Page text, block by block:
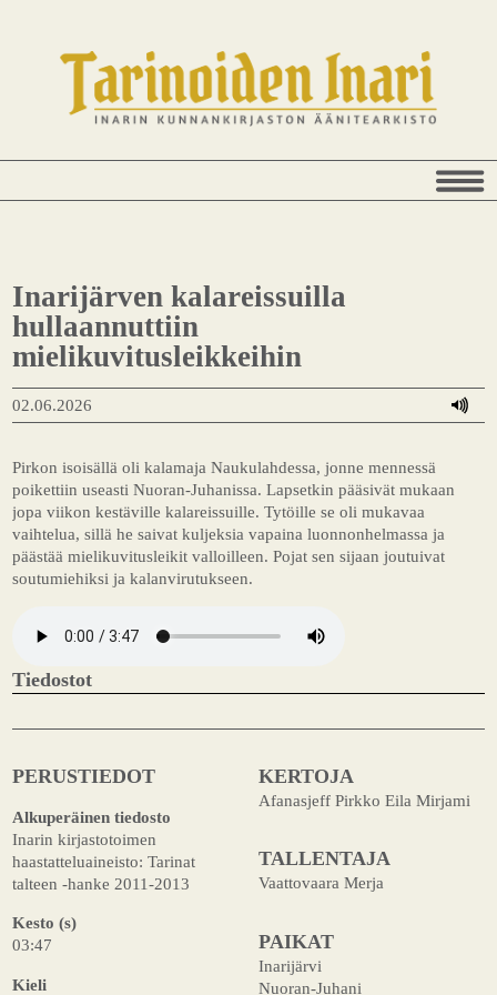
Inarijärven kalareissuilla
hullaannuttiin
mielikuvitusleikkeihin
02.06.2026
Pirkon isoisällä oli kalamaja Naukulahdessa, jonne mennessä
poikettiin useasti Nuoran-Juhanissa. Lapsetkin pääsivät mukaan
jopa viikon kestäville kalareissuille. Tytöille se oli mukavaa
vaihtelua, sillä he saivat kuljeksia vapaina luonnonhelmassa ja
päästää mielikuvitusleikit valloilleen. Pojat sen sijaan joutuivat
soutumiehiksi ja kalanvirutukseen.
Tiedostot
PERUSTIEDOT
Alkuperäinen tiedosto
Inarin kirjastotoimen
haastatteluaineisto: Tarinat
talteen -hanke 2011-2013
Kesto (s)
03:47
Kieli
KERTOJA
Afanasjeff Pirkko Eila Mirjami
TALLENTAJA
Vaattovaara Merja
PAIKAT
Inarijärvi
Nuoran-Juhani